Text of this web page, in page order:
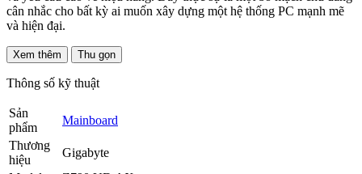
cân nhắc cho bất kỳ ai muốn xây dựng một hệ thống PC mạnh mẽ
và hiện đại.
Xem thêm Thu gọn
Thông số kỹ thuật
Sản
phẩm
Mainboard
Thương
hiệu
Gigabyte